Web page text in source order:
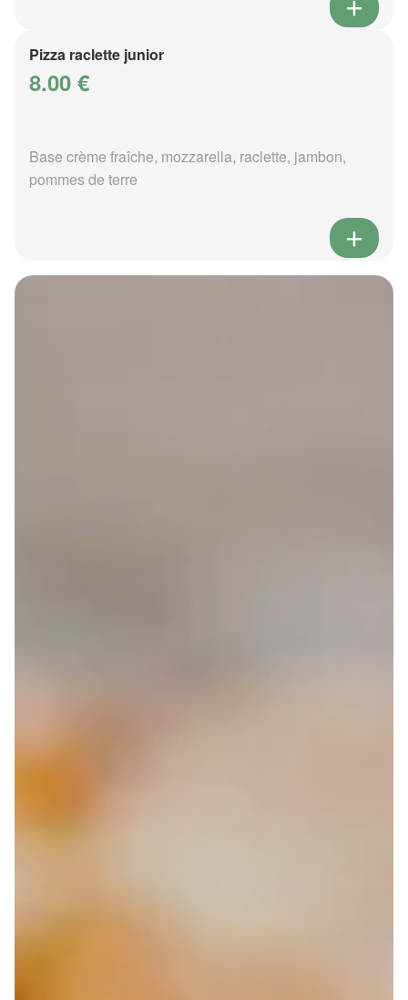
Pizza raclette junior
8.00 €
Base crème fraîche, mozzarella, raclette, jambon,
pommes de terre